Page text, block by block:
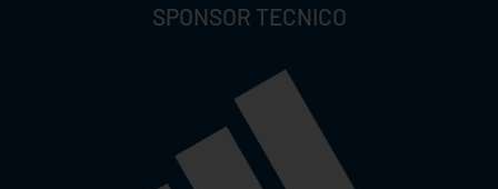
SPONSOR TECNICO